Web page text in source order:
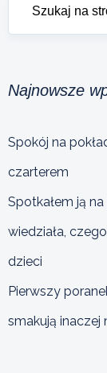
Najnowsze
Spokój na
czarterem
Spotkałem ją
wiedziała,
dzieci
Pierwszy
smakują inaczej